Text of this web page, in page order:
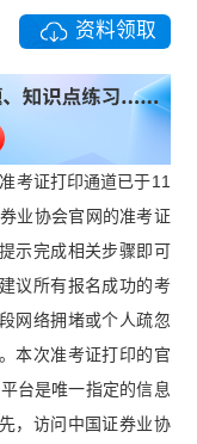
资料领取
考证打印通道已于11
业协会官网的准考证
示完成相关步骤即可
议所有报名成功的考
网络拥堵或个人疏忽
本次准考证打印的官
台是唯一指定的信息
，访问中国证券业协